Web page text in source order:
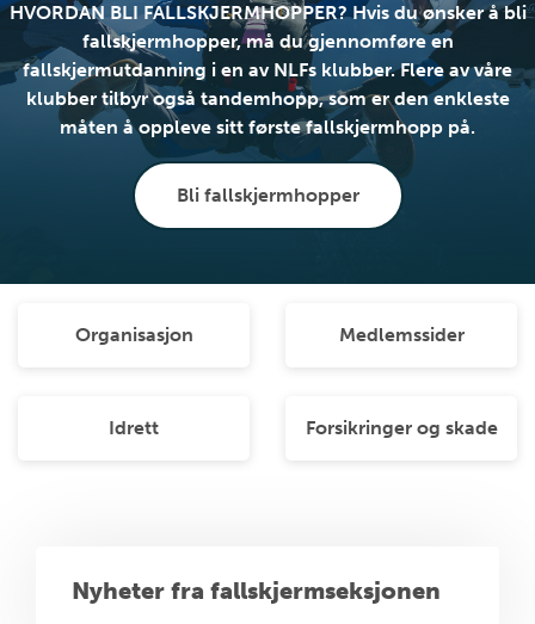
HVORDAN BLI FALLSKJERMHOPPER? Hvis du ønsker å bli
fallskjermhopper, må du gjennomføre en
fallskjermutdanning i en av NLFs klubber. Flere av våre
klubber tilbyr også tandemhopp, som er den enkleste
måten å oppleve sitt første fallskjermhopp på.
Bli fallskjermhopper
Organisasjon Medlemssider
Idrett Forsikringer og skade
Nyheter fra fallskjermseksjonen